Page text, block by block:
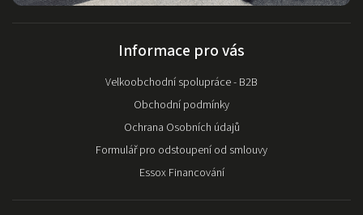
Informace pro vás
Velkoobchodní spolupráce - B2B
Obchodní podmínky
Ochrana Osobních údajů
Formulář pro odstoupení od smlouvy
Essox Financování